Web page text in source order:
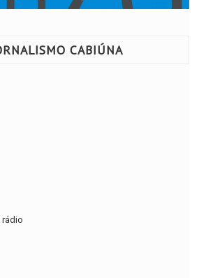
CABIÚNA
rádio